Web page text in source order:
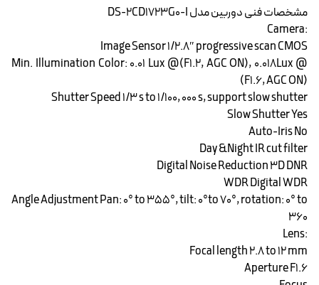
مشخصات فنی دوربین مدل DS-2CD1723G0-I
:Camera
Image Sensor 1/2.8″ progressive scan CMOS
Min. Illumination Color: 0.01 Lux @(F1.2, AGC ON), 0.018Lux @
(F1.6, AGC ON)
Shutter Speed 1/3 s to 1/100, 000 s, support slow shutter
Slow Shutter Yes
Auto-Iris No
Day &Night IR cut filter
Digital Noise Reduction 3D DNR
WDR Digital WDR
Angle Adjustment Pan: 0° to 355°, tilt: 0°to 70°, rotation: 0° to
360
:Lens
Focal length 2.8 to 12 mm
Aperture F1.6